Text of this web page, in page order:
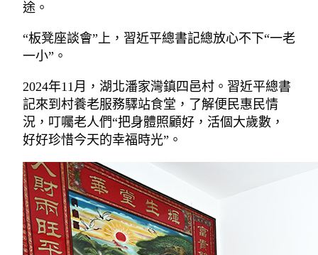
途。
“板凳座談會”上，習近平總書記總放心不下“一老
一小”。
2024年11月，湖北潘家灣鎮四邑村。習近平總書
記來到村養老服務驛站食堂，了解便民惠民情
況，叮囑老人們“把身體照顧好，活個大歲數，
好好珍惜今天的幸福時光”。